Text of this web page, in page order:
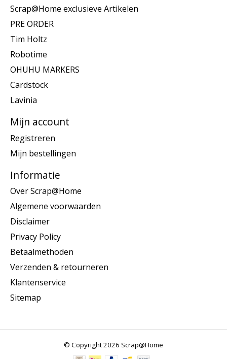
Scrap@Home exclusieve Artikelen
PRE ORDER
Tim Holtz
Robotime
OHUHU MARKERS
Cardstock
Lavinia
Mijn account
Registreren
Mijn bestellingen
Informatie
Over Scrap@Home
Algemene voorwaarden
Disclaimer
Privacy Policy
Betaalmethoden
Verzenden & retourneren
Klantenservice
Sitemap
© Copyright 2026 Scrap@Home